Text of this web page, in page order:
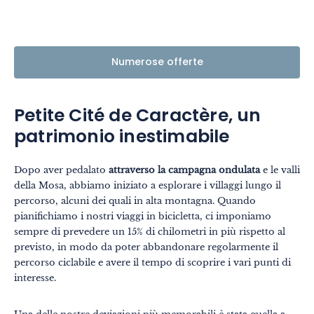
Numerose offerte
Petite Cité de Caractère, un
patrimonio inestimabile
Dopo aver pedalato attraverso la campagna ondulatae le valli
della Mosa, abbiamo iniziato a esplorare i villaggi lungo il
percorso, alcuni dei quali in alta montagna. Quando
pianifichiamo i nostri viaggi in bicicletta, ci imponiamo
sempre di prevedere un 15% di chilometri in più rispetto al
previsto, in modo da poter abbandonare regolarmente il
percorso ciclabile e avere il tempo di scoprire i vari punti di
interesse.